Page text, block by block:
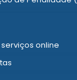
online